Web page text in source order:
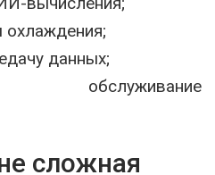
охлаждения;
данных;
обслуживание
сложная